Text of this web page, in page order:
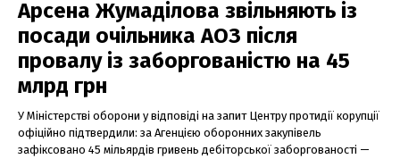
Арсена Жумаділова звільняють із
посади очільника АОЗ після
провалу із заборгованістю на 45
млрд грн
У Міністерстві оборони у відповіді на запит Центру протидії корупції
офіційно підтвердили: за Агенцією оборонних закупівель
зафіксовано 45 мільярдів гривень дебіторської заборгованості —